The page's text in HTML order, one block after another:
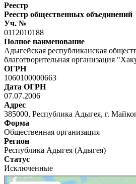
Реестр
Реестр общественных объединений
Уч. №
0112010188
Полное наименование
Адыгейская республиканская
благотворительная организация
ОГРН
1060100000663
Дата ОГРН
07.07.2006
Адрес
385000, Республика Адыгея, г.
Форма
Общественная организация
Регион
Республика Адыгея (Адыгея)
Статус
Исключенные